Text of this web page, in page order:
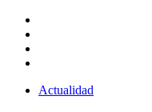
Actualidad